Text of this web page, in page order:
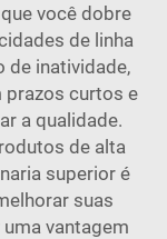
você dobre
de linha
de inatividade,
curtos e
a qualidade.
de alta
superior é
suas
vantagem